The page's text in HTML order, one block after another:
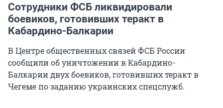
Сотрудники ФСБ ликвидировали
боевиков, готовивших теракт в
Кабардино-Балкарии
В Центре общественных связей ФСБ России
сообщили об уничтожении в Кабардино-
Балкарии двух боевиков, готовивших теракт в
Чегеме по заданию украинских спецслужб.